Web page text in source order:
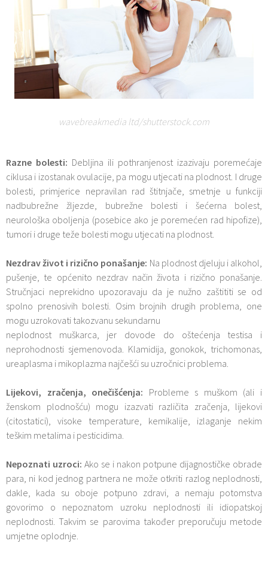
wavebreakmedia ltd/shutterstock.com
Razne bolesti: Debljina ili pothranjenost izazivaju poremećaje
ciklusa i izostanak ovulacije, pa mogu utjecati na plodnost. I druge
bolesti, primjerice nepravilan rad štitnjače, smetnje u funkciji
nadbubrežne žljezde, bubrežne bolesti i šećerna bolest,
neurološka oboljenja (posebice ako je poremećen rad hipofize),
tumori i druge teže bolesti mogu utjecati na plodnost.
Nezdrav život i rizično ponašanje: Na plodnost djeluju i alkohol,
pušenje, te općenito nezdrav način života i rizično ponašanje.
Stručnjaci neprekidno upozoravaju da je nužno zaštititi se od
spolno prenosivih bolesti. Osim brojnih drugih problema, one
mogu uzrokovati takozvanu sekundarnu
neplodnost muškarca, jer dovode do oštećenja testisa i
neprohodnosti sjemenovoda. Klamidija, gonokok, trichomonas,
ureaplasma i mikoplazma najčešći su uzročnici problema.
Lijekovi, zračenja, onečišćenja: Probleme s muškom (ali i
ženskom plodnošću) mogu izazvati različita zračenja, lijekovi
(citostatici), visoke temperature, kemikalije, izlaganje nekim
teškim metalima i pesticidima.
Nepoznati uzroci: Ako se i nakon potpune dijagnostičke obrade
para, ni kod jednog partnera ne može otkriti razlog neplodnosti,
dakle, kada su oboje potpuno zdravi, a nemaju potomstva
govorimo o nepoznatom uzroku neplodnosti ili idiopatskoj
neplodnosti. Takvim se parovima također preporučuju metode
umjetne oplodnje.